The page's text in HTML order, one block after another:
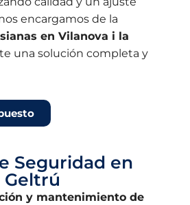
encargamos de la
en Vilanova i la
una solución completa y
Seguridad en
Geltrú
y mantenimiento de